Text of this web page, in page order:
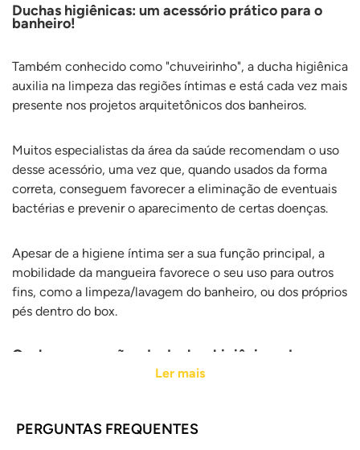
Duchas higiênicas: um acessório prático para o
banheiro!
Também conhecido como "chuveirinho", a ducha higiênica
auxilia na limpeza das regiões íntimas e está cada vez mais
presente nos projetos arquitetônicos dos banheiros.
Muitos especialistas da área da saúde recomendam o uso
desse acessório, uma vez que, quando usados da forma
correta, conseguem favorecer a eliminação de eventuais
bactérias e prevenir o aparecimento de certas doenças.
Apesar de a higiene íntima ser a sua função principal, a
mobilidade da mangueira favorece o seu uso para outros
fins, como a limpeza/lavagem do banheiro, ou dos próprios
pés dentro do box.
Conheça as opções de duchas higiênicas da
produtos com bom funcionamento, nesta seção, reunimos
Ler mais
PERGUNTAS FREQUENTES